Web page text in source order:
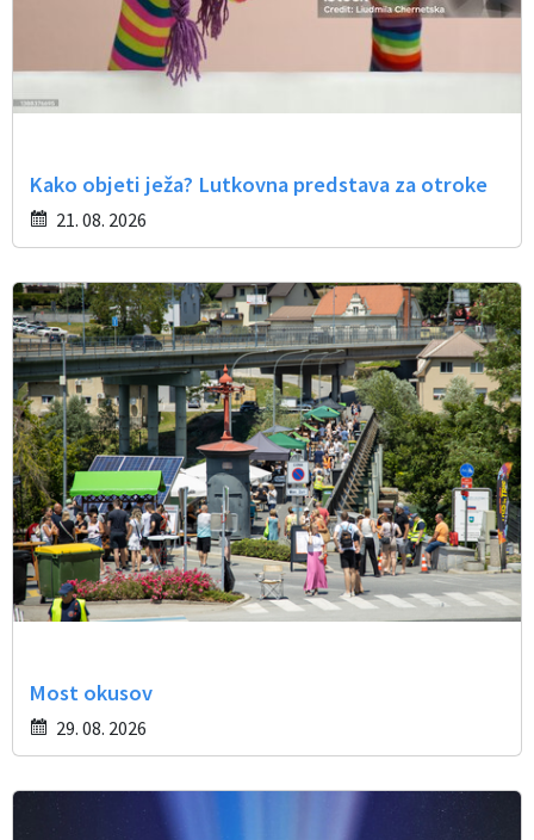
Kako objeti ježa? Lutkovna predstava za otroke
21. 08. 2026
Most okusov
29. 08. 2026